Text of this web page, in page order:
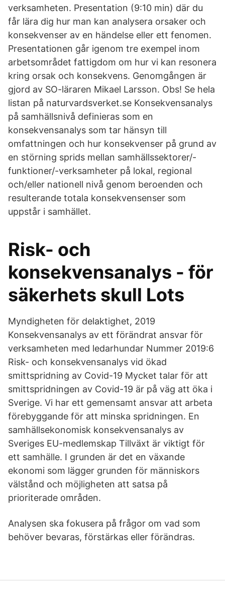
verksamheten. Presentation (9:10 min) där du
får lära dig hur man kan analysera orsaker och
konsekvenser av en händelse eller ett fenomen.
Presentationen går igenom tre exempel inom
arbetsområdet fattigdom om hur vi kan resonera
kring orsak och konsekvens. Genomgången är
gjord av SO-läraren Mikael Larsson. Obs! Se hela
listan på naturvardsverket.se Konsekvensanalys
på samhällsnivå definieras som en
konsekvensanalys som tar hänsyn till
omfattningen och hur konsekvenser på grund av
en störning sprids mellan samhällssektorer/-
funktioner/-verksamheter på lokal, regional
och/eller nationell nivå genom beroenden och
resulterande totala konsekvensenser som
uppstår i samhället.
Risk- och
konsekvensanalys - för
säkerhets skull Lots
Myndigheten för delaktighet, 2019
Konsekvensanalys av ett förändrat ansvar för
verksamheten med ledarhundar Nummer 2019:6
Risk- och konsekvensanalys vid ökad
smittspridning av Covid-19 Mycket talar för att
smittspridningen av Covid-19 är på väg att öka i
Sverige. Vi har ett gemensamt ansvar att arbeta
förebyggande för att minska spridningen. En
samhällsekonomisk konsekvensanalys av
Sveriges EU-medlemskap Tillväxt är viktigt för
ett samhälle. I grunden är det en växande
ekonomi som lägger grunden för människors
välstånd och möjligheten att satsa på
prioriterade områden.
Analysen ska fokusera på frågor om vad som
behöver bevaras, förstärkas eller förändras.